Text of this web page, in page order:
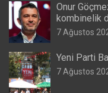
Onur
kombinelik
7 Ağustos
Yeni Parti
7 Ağustos